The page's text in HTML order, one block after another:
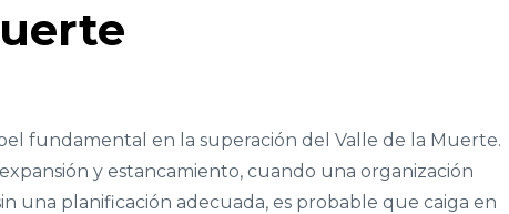
fundamental en la superación del Valle de la Muerte.
y estancamiento, cuando una organización
una planificación adecuada, es probable que caiga en